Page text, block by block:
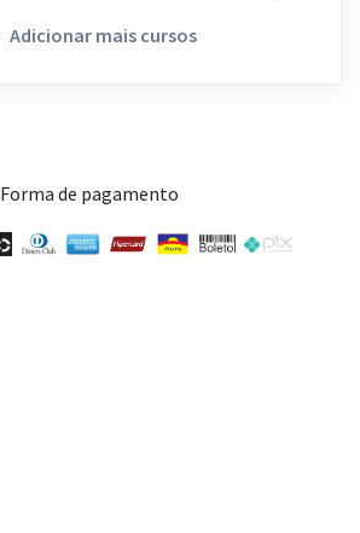
Adicionar mais cursos
Forma de pagamento